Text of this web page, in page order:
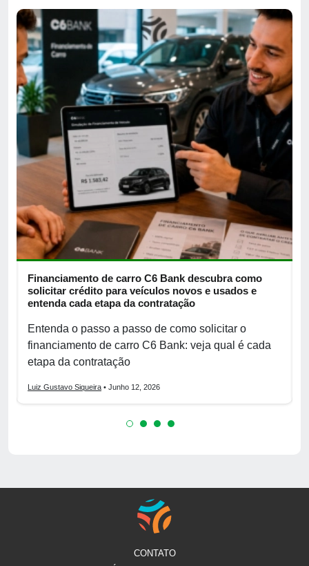
Financiamento de carro C6 Bank descubra como
solicitar crédito para veículos novos e usados e
entenda cada etapa da contratação
Entenda o passo a passo de como solicitar o
financiamento de carro C6 Bank: veja qual é cada
etapa da contratação
Luiz Gustavo Siqueira • Junho 12, 2026
CONTATO